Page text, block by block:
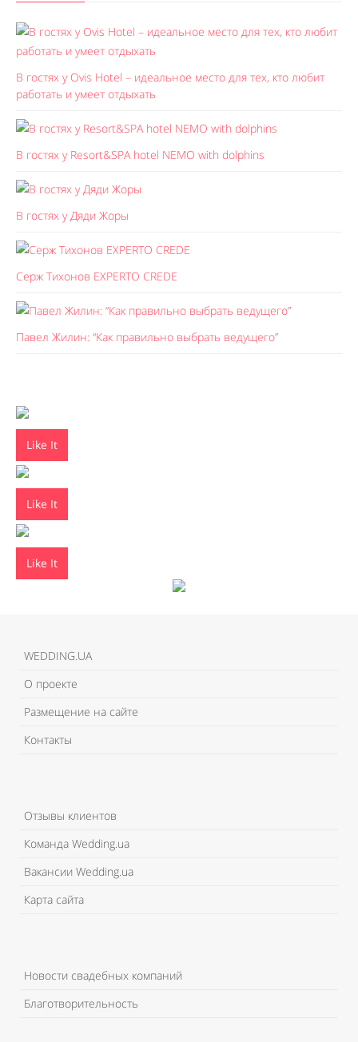
В гостях у Ovis Hotel – идеальное место для тех, кто любит
работать и умеет отдыхать
В гостях у Resort&SPA hotel NEMO with dolphins
В гостях у Дяди Жоры
Серж Тихонов EXPERTO CREDE
Павел Жилин: “Как правильно выбрать ведущего”
Like It
Like It
Like It
WEDDING.UA
О проекте
Размещение на сайте
Контакты
Отзывы клиентов
Команда Wedding.ua
Вакансии Wedding.ua
Карта сайта
Новости свадебных компаний
Благотворительность